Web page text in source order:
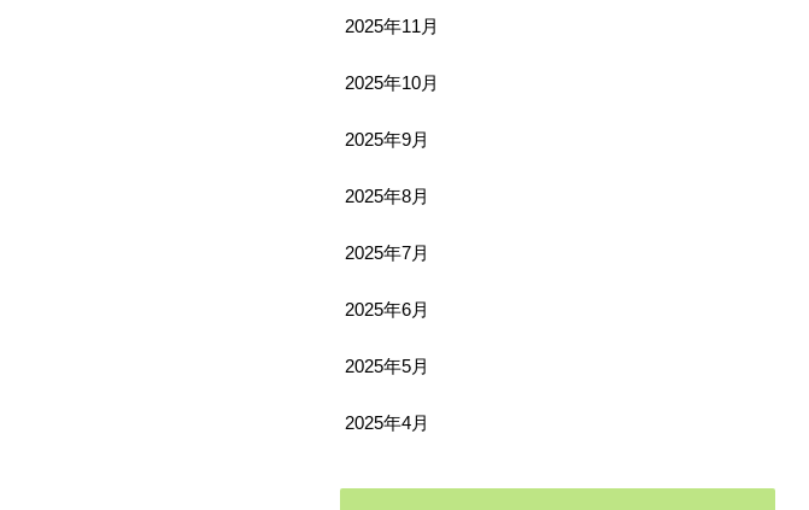
2025年11月
2025年10月
2025年9月
2025年8月
2025年7月
2025年6月
2025年5月
2025年4月